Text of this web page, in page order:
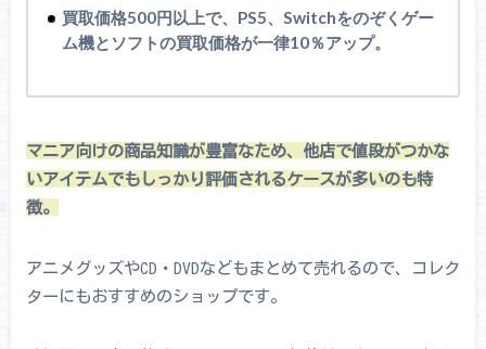
買取価格500円以上で、PS5、Switchをのぞくゲー
ム機とソフトの買取価格が一律10％アップ。
マニア向けの商品知識が豊富なため、他店で値段がつかな
いアイテムでもしっかり評価されるケースが多いのも特
徴。
アニメグッズやCD・DVDなどもまとめて売れるので、コレク
ターにもおすすめのショップです。